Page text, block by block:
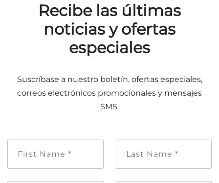
Recibe las últimas
noticias y ofertas
especiales
Suscríbase a nuestro boletín, ofertas especiales,
correos electrónicos promocionales y mensajes
SMS.
de
*